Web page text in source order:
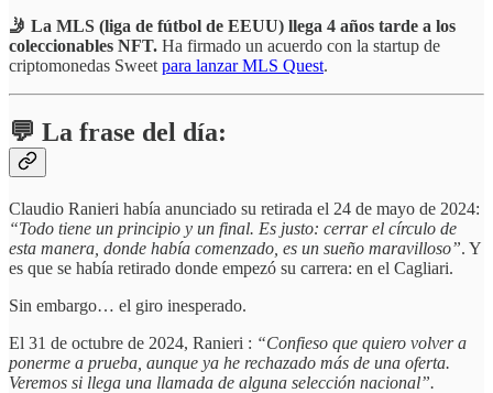
🤳 La MLS (liga de fútbol de EEUU) llega 4 años tarde a los
coleccionables NFT. Ha firmado un acuerdo con la startup de
criptomonedas Sweet para lanzar MLS Quest.
💬 La frase del día:
Claudio Ranieri había anunciado su retirada el 24 de mayo de 2024:
“Todo tiene un principio y un final. Es justo: cerrar el círculo de
esta manera, donde había comenzado, es un sueño maravilloso”. Y
es que se había retirado donde empezó su carrera: en el Cagliari.
Sin embargo… el giro inesperado.
El 31 de octubre de 2024, Ranieri : “Confieso que quiero volver a
ponerme a prueba, aunque ya he rechazado más de una oferta.
Veremos si llega una llamada de alguna selección nacional”.